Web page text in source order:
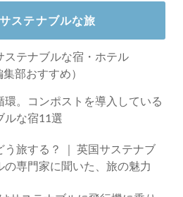
ステナブルな旅
ステナブルな宿・ホテル
集部おすすめ）
環。コンポストを導入している
ルな宿11選
｜ 英国サステナブ
の専門家に聞いた、旅の魅力